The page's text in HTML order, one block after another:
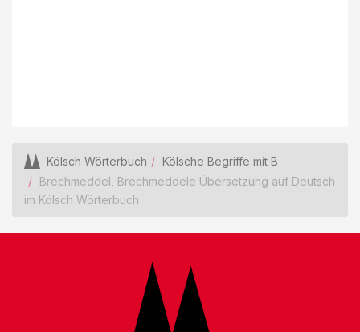
Kölsch Wörterbuch
Kölsche Begriffe mit B
Brechmeddel, Brechmeddele Übersetzung auf Deutsch
im Kölsch Wörterbuch